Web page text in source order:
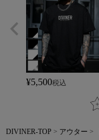
¥5,500税込
DIVINER-TOP アウター